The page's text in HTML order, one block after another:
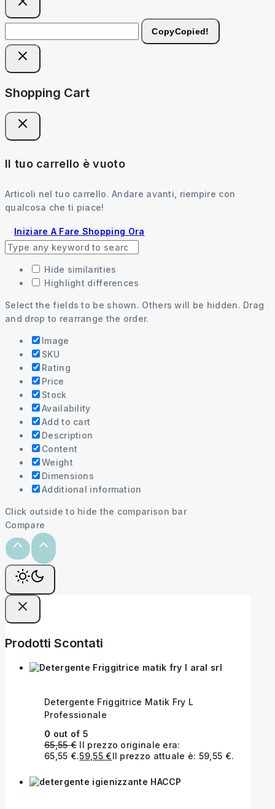
CopyCopied!
Shopping Cart
Il tuo carrello è vuoto
Articoli nel tuo carrello. Andare avanti, riempire con
qualcosa che ti piace!
Iniziare A Fare Shopping Ora
Hide similarities
Highlight differences
Select the fields to be shown. Others will be hidden. Drag
and drop to rearrange the order.
Image
SKU
Rating
Price
Stock
Availability
Add to cart
Description
Content
Weight
Dimensions
Additional information
Click outside to hide the comparison bar
Compare
Prodotti Scontati
Detergente Friggitrice Matik Fry L
Professionale
0 out of 5
65,55€ Il prezzo originale era:
65,55 €.59,55 €Il prezzo attuale è: 59,55 €.